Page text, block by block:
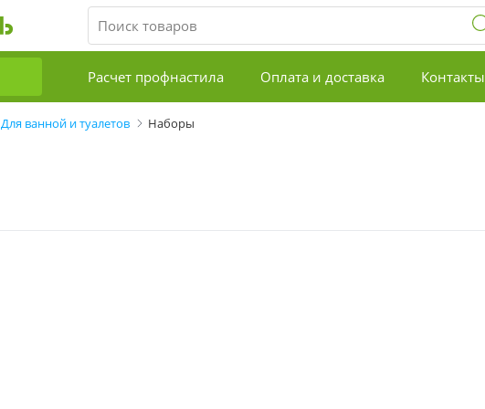
Расчет профнастила Оплата и доставка Контакты
Для ванной и туалетов Наборы